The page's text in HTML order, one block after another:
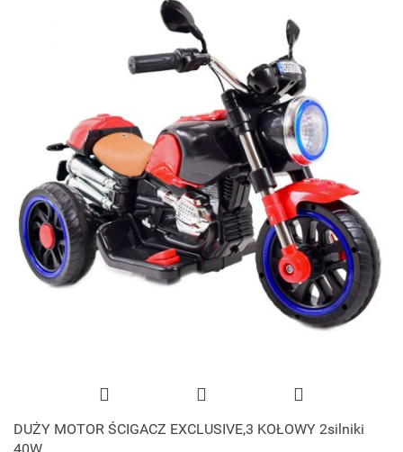
DUŻY MOTOR ŚCIGACZ EXCLUSIVE,3 KOŁOWY 2silniki
40W